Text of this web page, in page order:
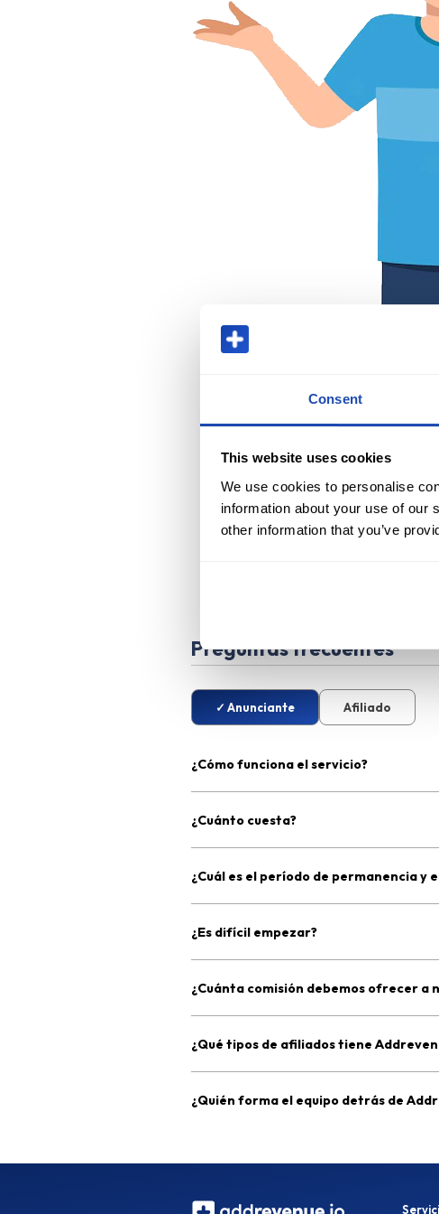
Consent
This website uses cookies
We use cookies to personalise
information about your use of our
other information that you’ve
Preguntas frecuentes
Anunciante Afiliado
¿Cómo funciona el servicio?
¿Cuánto cuesta?
¿Cuál es el período de permanencia y
¿Es difícil empezar?
¿Cuánta comisión debemos ofrecer a
¿Qué tipos de afiliados tiene
¿Quién forma el equipo detrás de